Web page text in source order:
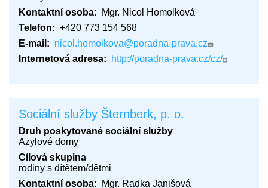
Kontaktní osoba
Mgr. Nicol Homolková
Telefon
+420 773 154 568
E-mail
nicol.homolkova@poradna-prava.cz
Internetová adresa
http://poradna-prava.cz/cz/
Sociální služby Šternberk, p. o.
Druh poskytované sociální služby
Azylové domy
Cílová skupina
rodiny s dítětem/dětmi
Kontaktní osoba
Mgr. Radka Janišová